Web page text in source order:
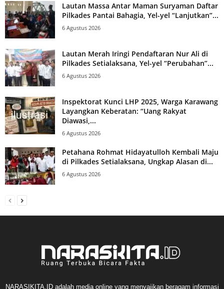
Lautan Massa Antar Maman Suryaman Daftar
Pilkades Pantai Bahagia, Yel-yel “Lanjutkan”...
6 Agustus 2026
Lautan Merah Iringi Pendaftaran Nur Ali di
Pilkades Setialaksana, Yel-yel “Perubahan”...
6 Agustus 2026
Inspektorat Kunci LHP 2025, Warga Karawang
Layangkan Keberatan: “Uang Rakyat
Diawasi,...
6 Agustus 2026
Petahana Rohmat Hidayatulloh Kembali Maju
di Pilkades Setialaksana, Ungkap Alasan di...
6 Agustus 2026
NARASIKITA.ID adalah media online yang menyajikan beragam informasi